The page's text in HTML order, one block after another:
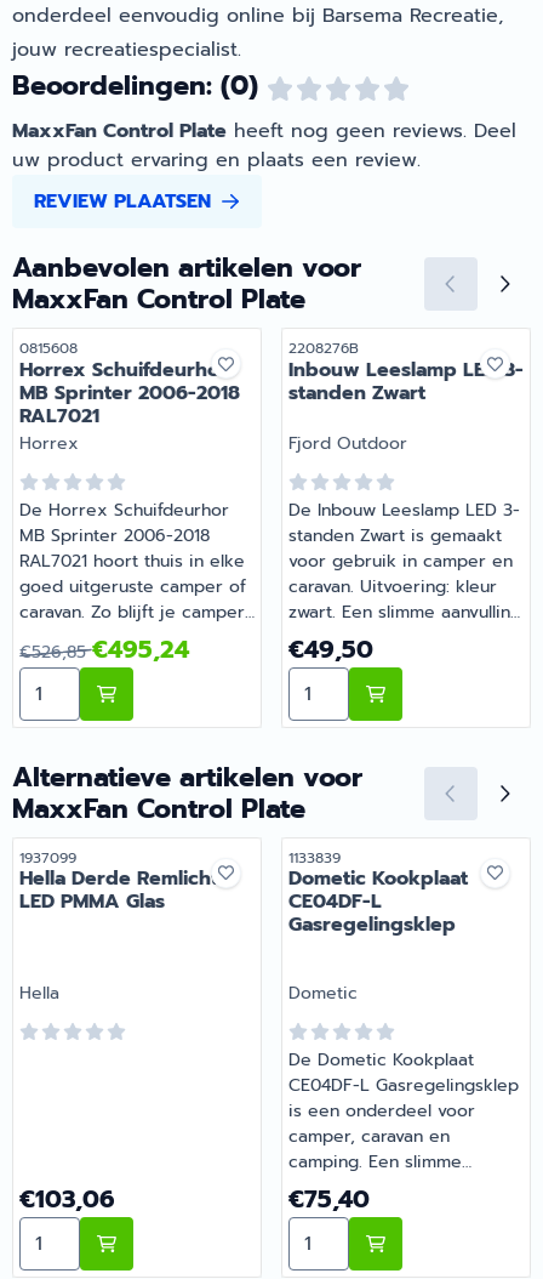
onderdeel eenvoudig online bij Barsema Recreatie,
jouw recreatiespecialist.
Beoordelingen: (0)
MaxxFan Control Plate heeft nog geen reviews. Deel
uw product ervaring en plaats een review.
REVIEW PLAATSEN
Aanbevolen artikelen voor
MaxxFan Control Plate
Artikelnummer
0815608
Horrex Schuifdeurhor
MB Sprinter 2006-2018
RAL7021
Merk:
Horrex
De Horrex Schuifdeurhor
MB Sprinter 2006-2018
RAL7021 hoort thuis in elke
goed uitgeruste camper of
caravan. Zo blijft je camper
of caravan goed
onderhouden en compleet.
Heb je vragen over de
juiste keuze? Barsema
je mee.
Van 526,85 voor 495,24
€526,85€495,24
Aantal kiezen voor Horrex Schuifdeurhor MB Sprinter
Artikelnummer
2208276B
Inbouw Leeslamp LED 3-
standen Zwart
Merk:
Fjord Outdoor
De Inbouw Leeslamp LED 3-
standen Zwart is gemaakt
voor gebruik in camper en
caravan. Uitvoering: kleur
zwart. Een slimme aanvulling
op de uitrusting van je
camper of caravan. Barsema
Recreatie levert camper-,
caravan- en
deskundig advies.
Prijs: 49,50
€49,50
Aantal kiezen voor
Alternatieve artikelen voor
MaxxFan Control Plate
Artikelnummer
1937099
Hella Derde Remlicht
LED PMMA Glas
Merk:
Hella
Prijs: 103,06
€103,06
Aantal kiezen voor Hella Derde Remlicht LED PMMA
Artikelnummer
1133839
Dometic Kookplaat
CE04DF-L
Gasregelingsklep
Merk:
Dometic
De Dometic Kookplaat
CE04DF-L Gasregelingsklep
is een onderdeel voor
camper, caravan en
camping. Een slimme
aanvulling op de uitrusting
van je camper of caravan.
Bij Barsema Recreatie,
specialist in camper- en
Prijs: 75,40
€75,40
Aantal kiezen voor